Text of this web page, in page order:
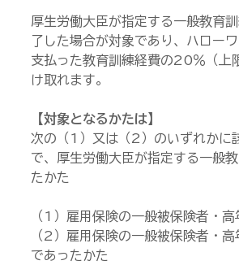
厚生労働大臣が指定する一般教育
了した場合が対象であり、ハロー
支払った教育訓練経費の20％（上
け取れます。
【対象となるかたは】
次の（1）又は（2）のいずれかに
で、厚生労働大臣が指定する一般
たかた
（1）雇用保険の一般被保険者・
（2）雇用保険の一般被保険者・
であったかた